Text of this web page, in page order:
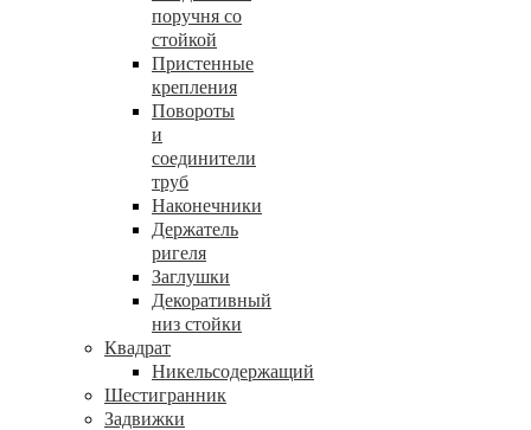
поручня со
стойкой
Пристенные
крепления
Повороты
и
соединители
труб
Наконечники
Держатель
ригеля
Заглушки
Декоративный
низ стойки
Квадрат
Никельсодержащий
Шестигранник
Задвижки